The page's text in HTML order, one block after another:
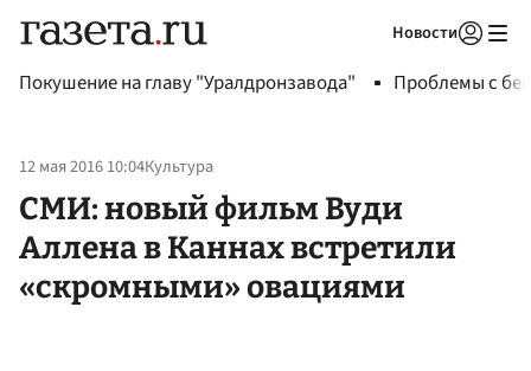
Новости
Покушение на главу "Уралдронзавода" Проблемы с
12 мая 2016 10:04Культура
СМИ: новый фильм Вуди
Аллена в Каннах встретили
«скромными» овациями